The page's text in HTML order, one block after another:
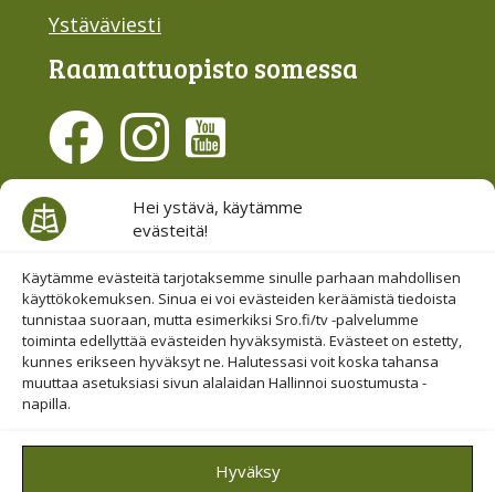
Hei ystävä, käytämme
evästeitä!
Käytämme evästeitä tarjotaksemme sinulle parhaan mahdollisen
käyttökokemuksen. Sinua ei voi evästeiden keräämistä tiedoista
tunnistaa suoraan, mutta esimerkiksi Sro.fi/tv -palvelumme
toiminta edellyttää evästeiden hyväksymistä. Evästeet on estetty,
kunnes erikseen hyväksyt ne. Halutessasi voit koska tahansa
muuttaa asetuksiasi sivun alalaidan Hallinnoi suostumusta -
napilla.
Hyväksy
Ystäväviesti
Raamattu­opisto somessa
Evästesuostumus
Hallinnoi evästeitä
Etsi sivuiltamme
© 2019-2026 Suomen Raamattuopiston Säätiö